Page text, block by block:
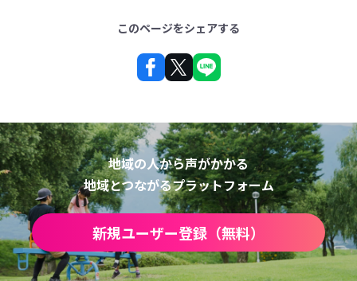
このページをシェアする
地域の人から声がかかる
地域とつながるプラットフォーム
新規ユーザー登録（無料）